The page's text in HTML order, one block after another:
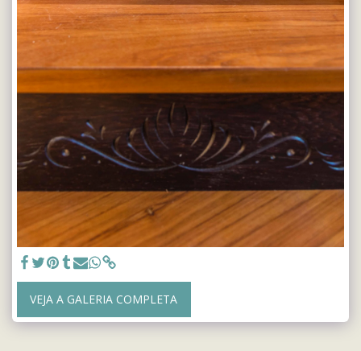
VEJA A GALERIA COMPLETA